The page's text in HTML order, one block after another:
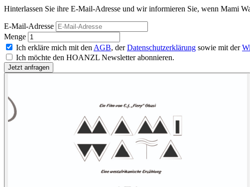
Hinterlassen Sie ihre E-Mail-Adresse und wir informieren Sie, wenn Mami
E-Mail-Adresse
Menge
Ich erkläre mich mit den AGB, derDatenschutzerklärung sowie mit der
Ich möchte den HOANZL Newsletter abonnieren.